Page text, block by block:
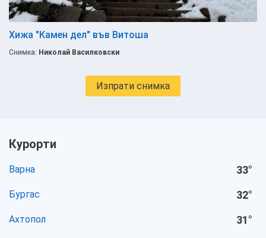
Хижа "Камен дел" във Витоша
Снимка: Николай Василковски
Изпрати снимка
Курорти
Варна 33°
Бургас 32°
Ахтопол 31°